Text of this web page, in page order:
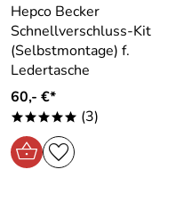
Hepco Becker
Schnellverschluss-Kit
(Selbstmontage) f.
Ledertasche
60,- €*
***** (3)